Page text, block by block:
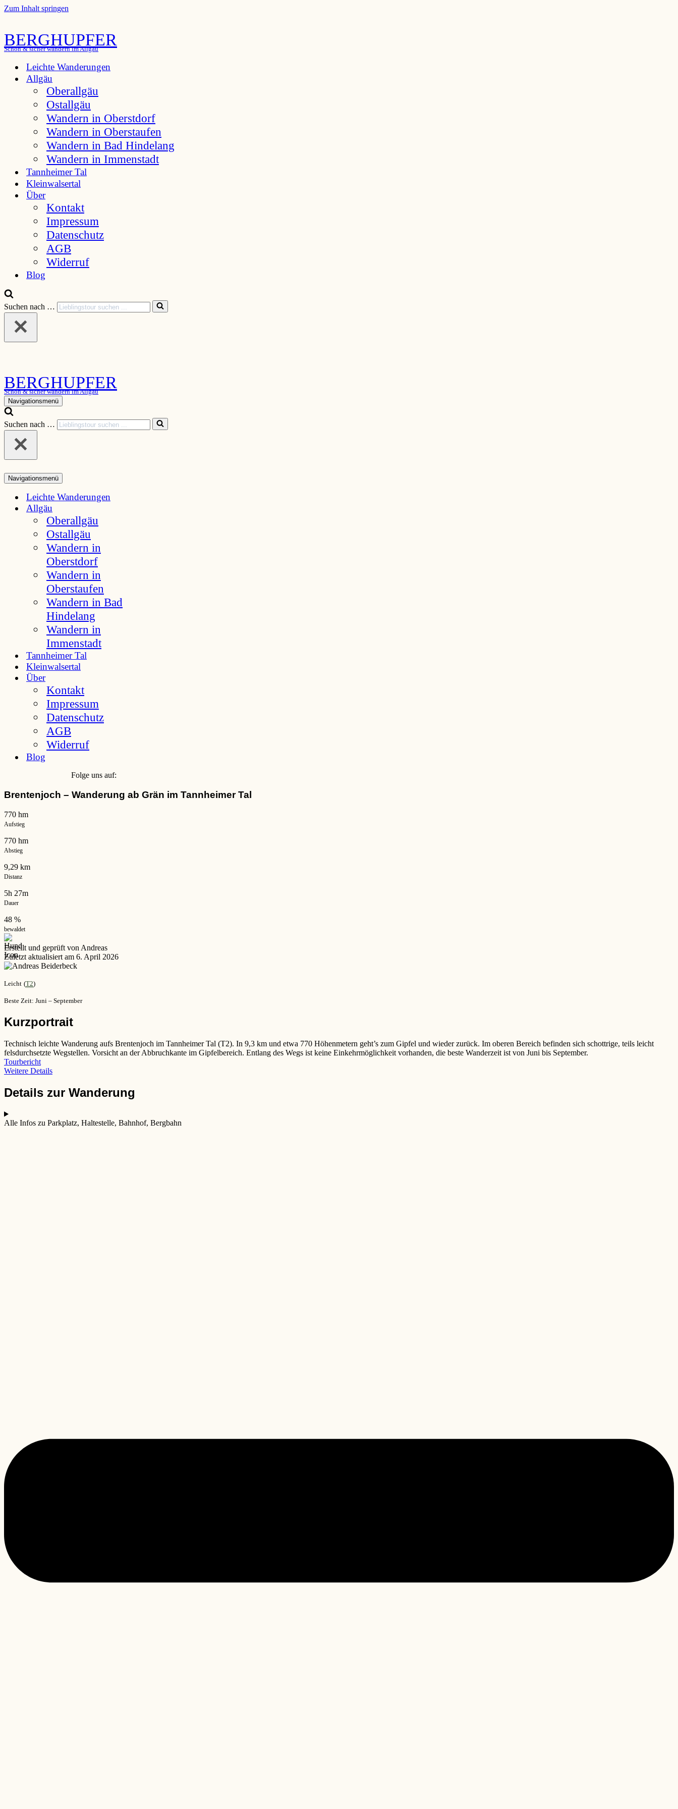
Zum Inhalt springen
BERGHUPFER
Schön & sicher wandern im Allgäu
Leichte Wanderungen
Allgäu
Oberallgäu
Ostallgäu
Wandern in Oberstdorf
Wandern in Oberstaufen
Wandern in Bad Hindelang
Wandern in Immenstadt
Tannheimer Tal
Kleinwalsertal
Über
Kontakt
Impressum
Datenschutz
AGB
Widerruf
Blog
Suchen nach …
BERGHUPFER
Schön & sicher wandern im Allgäu
Navigationsmenü
Suchen nach …
Navigationsmenü
Leichte Wanderungen
Allgäu
Oberallgäu
Ostallgäu
Wandern in
Oberstdorf
Wandern in
Oberstaufen
Wandern in Bad
Hindelang
Wandern in
Immenstadt
Tannheimer Tal
Kleinwalsertal
Über
Kontakt
Impressum
Datenschutz
AGB
Widerruf
Blog
Folge uns auf:
Brentenjoch – Wanderung ab Grän im Tannheimer Tal
770 hm
Aufstieg
770 hm
Abstieg
9,29 km
Distanz
5h 27m
Dauer
48 %
bewaldet
Erstellt und geprüft von Andreas
Zuletzt aktualisiert am 6. April 2026
Leicht (T2)
Beste Zeit: Juni – September
Kurzportrait
Technisch leichte Wanderung aufs Brentenjoch im Tannheimer Tal (T2). In 9,3 km und etwa 770 Höhenmetern geht’s zum Gipfel und wieder zurück. Im oberen Bereich befinden sich schottrige, teils leicht
felsdurchsetzte Wegstellen. Vorsicht an der Abbruchkante im Gipfelbereich. Entlang des Wegs ist keine Einkehrmöglichkeit vorhanden, die beste Wanderzeit ist von Juni bis September.
Tourbericht
Weitere Details
Details zur Wanderung
Alle Infos zu Parkplatz, Haltestelle, Bahnhof, Bergbahn